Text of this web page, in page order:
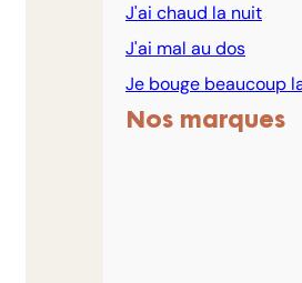
J'ai chaud la nuit
J'ai mal au dos
Je bouge beaucoup
Nos marques